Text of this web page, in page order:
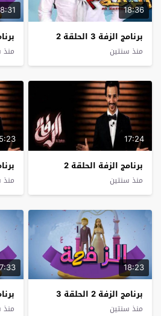
18:36
برنامج الزفة 3 الحلقة 2
منذ سنتين منذ
17:24
برنامج الزفة الحلقة 2
منذ سنتين منذ
18:23
برنامج الزفة 2 الحلقة 3
منذ سنتين منذ